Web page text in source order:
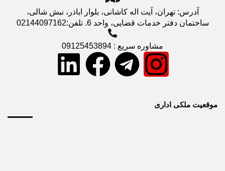
آدرس: تهران، آیت اله کاشانی، بلوار اباذر، نبش شالی،
ساختمان دفتر خدمات قضایی، واحد 6. تلفن:02144097162
مشاوره سریع : 09125453894
موقعیت ملکی اداری